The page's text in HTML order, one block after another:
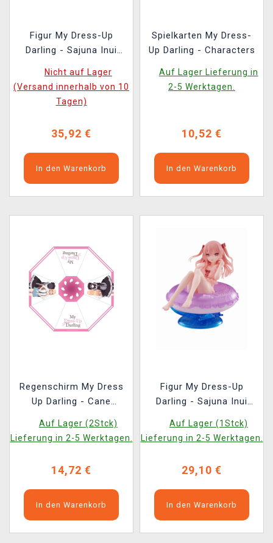
Figur My Dress-Up
Darling - Sajuna Inui
Verpackung)
Nicht auf Lager
(Versand innerhalb von 10
Tagen)
35,92 €
In den Warenkorb
Spielkarten My Dress-
Up Darling - Characters
Auf Lager Lieferung in
2-5 Werktagen.
10,52 €
In den Warenkorb
Regenschirm My Dress
Up Darling - Cane
Auf Lager (2Stck)
Lieferung in 2-5 Werktagen.
14,72 €
In den Warenkorb
Figur My Dress-Up
Darling - Sajuna Inui
Auf Lager (1Stck)
Lieferung in 2-5 Werktagen.
29,10 €
In den Warenkorb